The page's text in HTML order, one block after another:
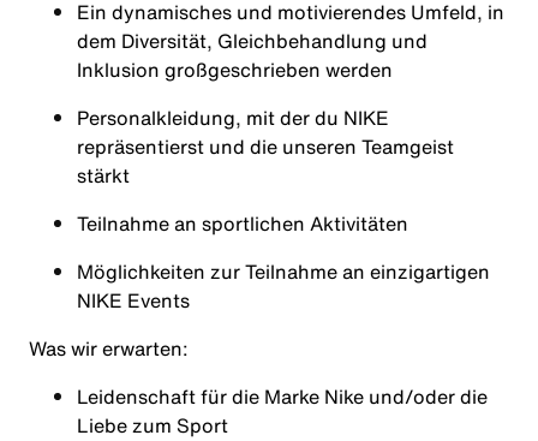
Ein dynamisches und motivierendes Umfeld, in
dem Diversität, Gleichbehandlung und
Inklusion großgeschrieben werden
Personalkleidung, mit der du NIKE
repräsentierst und die unseren Teamgeist
stärkt
Teilnahme an sportlichen Aktivitäten
Möglichkeiten zur Teilnahme an einzigartigen
NIKE Events
Was wir erwarten:
Leidenschaft für die Marke Nike und/oder die
Liebe zum Sport